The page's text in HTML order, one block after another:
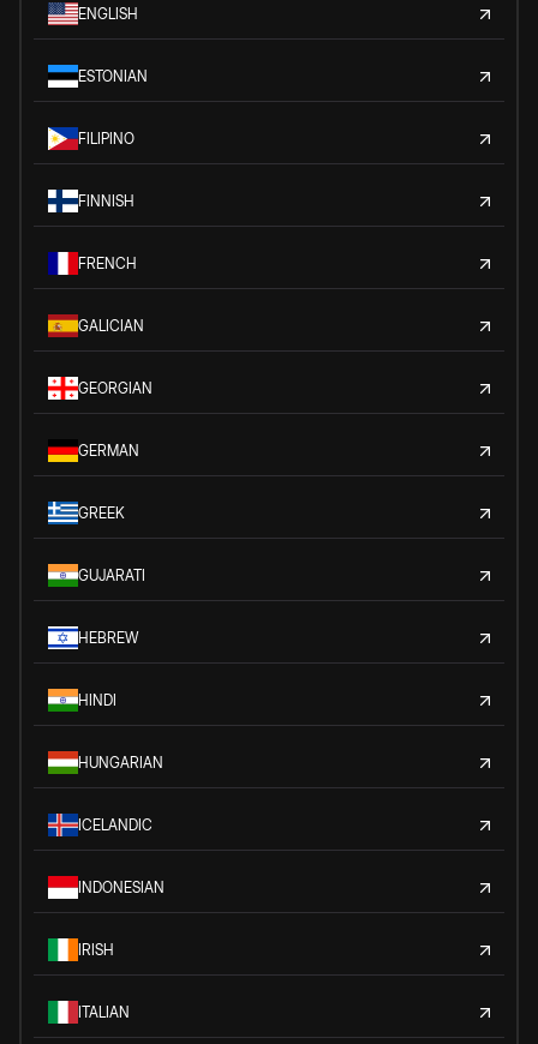
ENGLISH
ESTONIAN
FILIPINO
FINNISH
FRENCH
GALICIAN
GEORGIAN
GERMAN
GREEK
GUJARATI
HEBREW
HINDI
HUNGARIAN
ICELANDIC
INDONESIAN
IRISH
ITALIAN